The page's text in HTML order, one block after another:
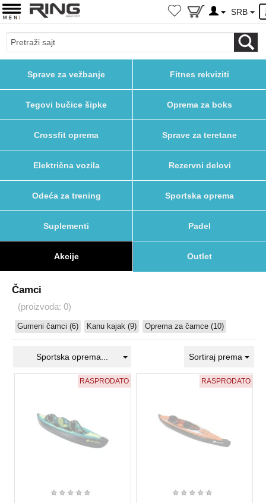
SRB
Sprave za vežbanje Fitnes rekviziti
Tegovi bučice šipke Oprema za boks
Crossfit oprema Sprave za teretane
Električna vozila Rezervni delovi
Odeća za trening Sportska oprema
Suplementi Padel
Akcije Outlet
Čamci
(proizvoda: 0)
Gumeni čamci (6) Kanu kajak (9) Oprema za čamce (10)
Sportska oprema... Sortiraj prema
RASPRODATO
★ ★ ★ ★ ★
RASPRODATO
★ ★ ★ ★ ★